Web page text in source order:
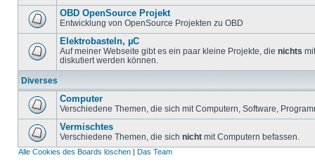
OBD OpenSource Projekt
Entwicklung von OpenSource Projekten zu OBD
Elektrobasteln, µC
Auf meiner Webseite gibt es ein paar kleine Projekte, die nichts
diskutiert werden können.
Diverses
Computer
Verschiedene Themen, die sich mit Computern, Software,
Vermischtes
Verschiedene Themen, die sich nicht mit Computern befassen.
Alle Cookies des Boards löschen | Das Team